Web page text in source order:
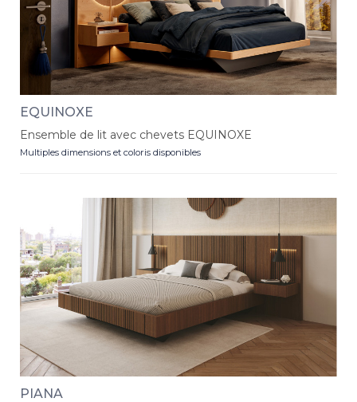
EQUINOXE
Ensemble de lit avec chevets EQUINOXE
Multiples dimensions et coloris disponibles
PIANA